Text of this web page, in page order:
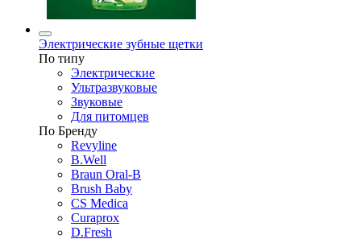
Электрические зубные щетки
По типу
Электрические
Ультразвуковые
Звуковые
Для питомцев
По Бренду
Revyline
B.Well
Braun Oral-B
Brush Baby
CS Medica
Curaprox
D.Fresh